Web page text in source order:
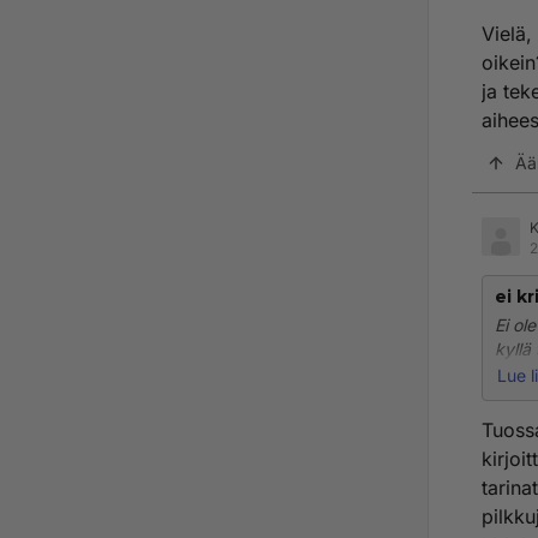
Vielä,
ja
ei
Ei
kyllä
että
Lue